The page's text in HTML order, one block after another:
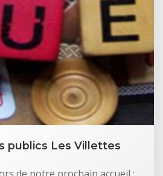
publics Les Villettes